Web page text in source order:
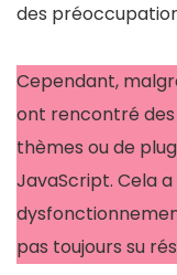
des
Cependant,
ont rencontré
thèmes ou de
JavaScript. Cela
pas toujours su